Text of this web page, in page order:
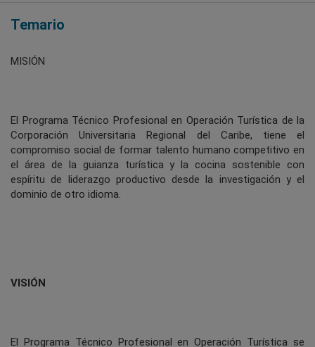
Temario
MISIÓN
El Programa Técnico Profesional en Operación Turística de la
Corporación Universitaria Regional del Caribe, tiene el
compromiso social de formar talento humano competitivo en
el área de la guianza turística y la cocina sostenible con
espíritu de liderazgo productivo desde la investigación y el
dominio de otro idioma.
VISIÓN
El Programa Técnico Profesional en Operación Turística se